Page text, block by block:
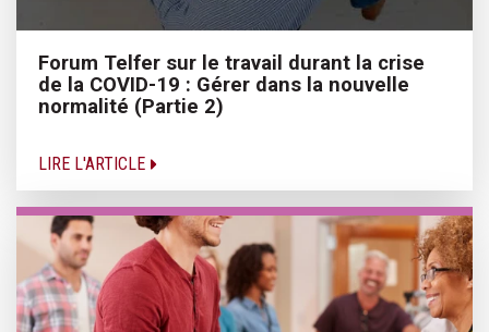
Forum Telfer sur le travail durant la crise
de la COVID-19 : Gérer dans la nouvelle
normalité (Partie 2)
LIRE L'ARTICLE